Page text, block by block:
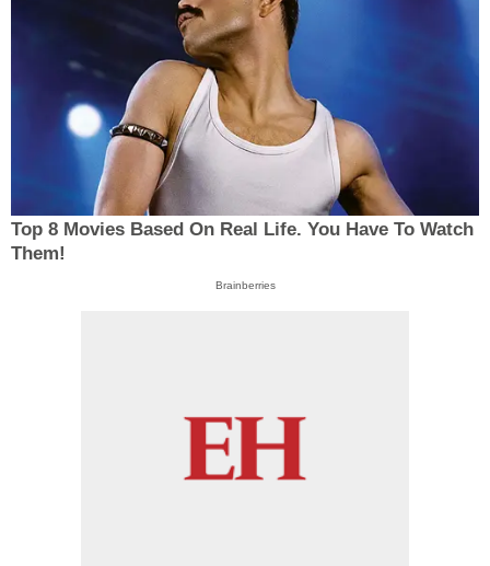
Top 8 Movies Based On Real Life. You Have To Watch
Them!
Brainberries